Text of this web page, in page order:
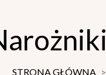
STRONA GŁÓWNA